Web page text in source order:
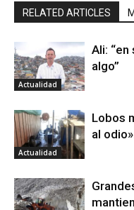
RELATED ARTICLES
Actualidad
Ali:
algo”
Actualidad
Lobos
al